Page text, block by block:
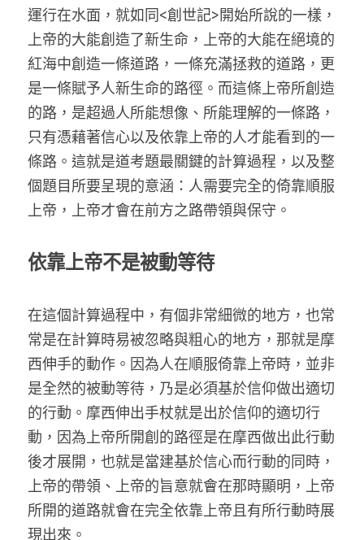
運行在水面，就如同<創世記>開始所說的一樣，
上帝的大能創造了新生命，上帝的大能在絕境的
紅海中創造一條道路，一條充滿拯救的道路，更
是一條賦予人新生命的路徑。而這條上帝所創造
的路，是超過人所能想像、所能理解的一條路，
只有憑藉著信心以及依靠上帝的人才能看到的一
條路。這就是道考題最關鍵的計算過程，以及整
個題目所要呈現的意涵：人需要完全的倚靠順服
上帝，上帝才會在前方之路帶領與保守。
依靠上帝不是被動等待
在這個計算過程中，有個非常細微的地方，也常
常是在計算時易被忽略與粗心的地方，那就是摩
西伸手的動作。因為人在順服倚靠上帝時，並非
是全然的被動等待，乃是必須基於信仰做出適切
的行動。摩西伸出手杖就是出於信仰的適切行
動，因為上帝所開創的路徑是在摩西做出此行動
後才展開，也就是當建基於信心而行動的同時，
上帝的帶領、上帝的旨意就會在那時顯明，上帝
所開的道路就會在完全依靠上帝且有所行動時展
現出來。